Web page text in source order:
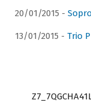
20/01/2015 -
13/01/2015 - Trio